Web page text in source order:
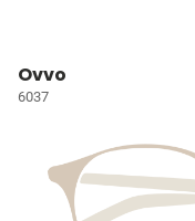
Ovvo
6037